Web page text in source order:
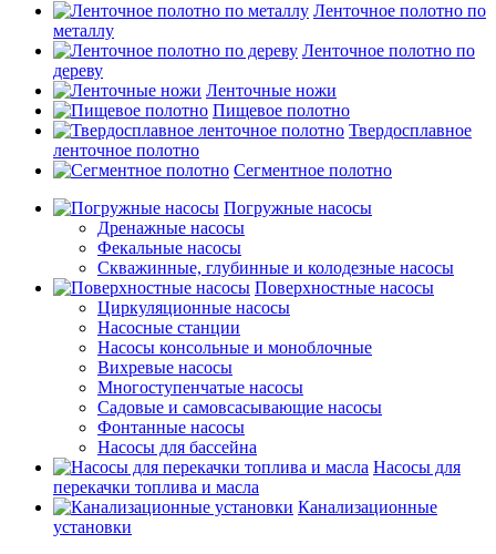
Ленточное полотно по
металлу
Ленточное полотно по
дереву
Ленточные ножи
Пищевое полотно
Твердосплавное
ленточное полотно
Сегментное полотно
Погружные насосы
Дренажные насосы
Фекальные насосы
Скважинные, глубинные и колодезные насосы
Поверхностные насосы
Циркуляционные насосы
Насосные станции
Насосы консольные и моноблочные
Вихревые насосы
Многоступенчатые насосы
Садовые и самовсасывающие насосы
Фонтанные насосы
Насосы для бассейна
Насосы для
перекачки топлива и масла
Канализационные
установки